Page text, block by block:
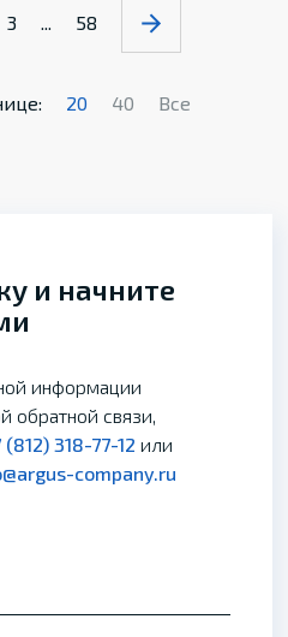
3 ... 58
20 40 Все
и начните
информации
обратной связи,
(812) 318-77-12 или
company.ru